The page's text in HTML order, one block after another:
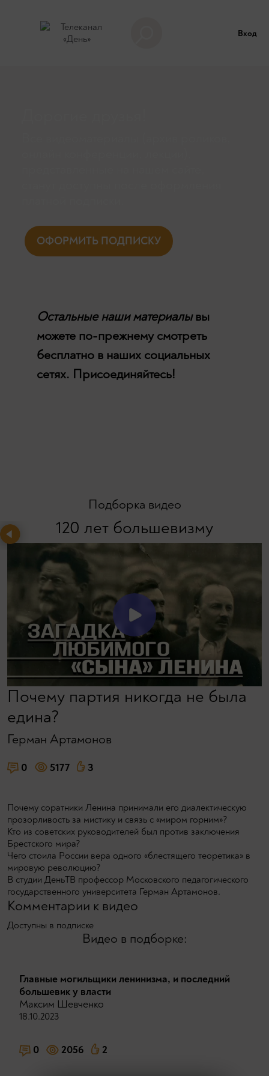
Вход
ОФОРМИТЬ ПОДПИСКУ
Остальные наши материалывы
можете по-прежнему смотреть
бесплатно в наших социальных
сетях. Присоединяйтесь!
Подборка видео
120 лет большевизму
Почему партия никогда не была
едина?
Герман Артамонов
0 5177 3
Почему соратники Ленина принимали его диалектическую
прозорливость за мистику и связь с «миром горним»?
Кто из советских руководителей был против заключения
Брестского мира?
Чего стоила России вера одного «блестящего теоретика» в
мировую революцию?
В студии ДеньТВ профессор Московского педагогического
государственного университета Герман Артамонов.
Комментарии к видео
Доступны в подписке
Видео в подборке:
Главные могильщики ленинизма, и последний
большевик у власти
Максим Шевченко
18.10.2023
0 2056 2